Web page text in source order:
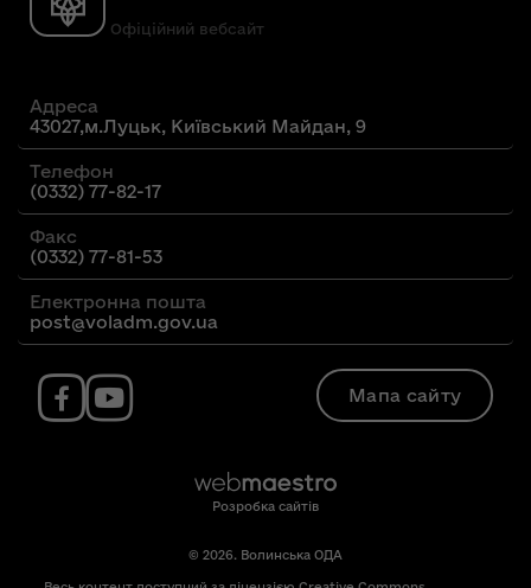
Офіційний вебсайт
Адреса
43027,м.Луцьк, Київський Майдан, 9
Телефон
(0332) 77-82-17
Факс
(0332) 77-81-53
Електронна пошта
post@voladm.gov.ua
Мапа сайту
Розробка сайтів
© 2026. Волинська ОДА